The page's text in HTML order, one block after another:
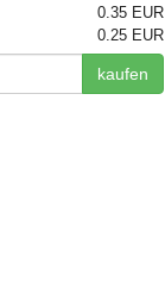
0.35 EUR
0.25 EUR
kaufen